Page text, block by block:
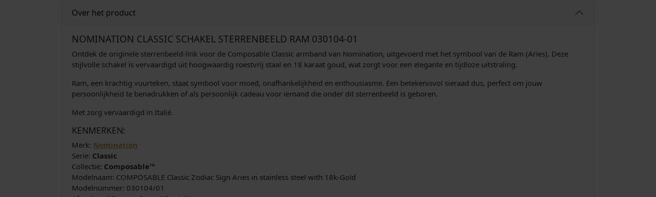
/
0
1
t
e
l
Over het product
NOMINATION CLASSIC SCHAKEL STERRENBEELD RAM 030104-01
Ontdek de originele sterrenbeeld-link voor de Composable Classic armband van Nomination, uitgevoerd met het symbool van de Ram (Aries). Deze
stijlvolle schakel is vervaardigd uit hoogwaardig roestvrij staal en 18 karaat goud, wat zorgt voor een elegante en tijdloze uitstraling.
Ram, een krachtig vuurteken, staat symbool voor moed, onafhankelijkheid en enthousiasme. Een betekenisvol sieraad dus, perfect om jouw
persoonlijkheid te benadrukken of als persoonlijk cadeau voor iemand die onder dit sterrenbeeld is geboren.
Met zorg vervaardigd in Italië.
KENMERKEN:
Merk: Nomination
Serie: Classic
Collectie: Composable™
Modelnaam: COMPOSABLE Classic Zodiac Sign Aries in stainless steel with 18k-Gold
Modelnummer: 030104/01